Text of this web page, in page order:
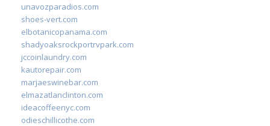
unavozparadios.com
shoes-vert.com
elbotanicopanama.com
shadyoaksrockportrvpark.com
jccoinlaundry.com
kautorepair.com
marjaeswinebar.com
elmazatlanclinton.com
ideacoffeenyc.com
odieschillicothe.com